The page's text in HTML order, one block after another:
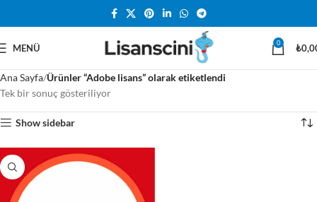
MENÜ 0 ₺
Ana Sayfa Ürünler “Adobe lisans” olarak etiketlendi
Tek bir sonuç gösteriliyor
Show sidebar